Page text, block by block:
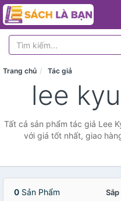
Trang chủ Tác giả
lee
Tất cả sản phẩm tác giả Lee
với giá tốt nhất, giao
0 Sản Phẩm